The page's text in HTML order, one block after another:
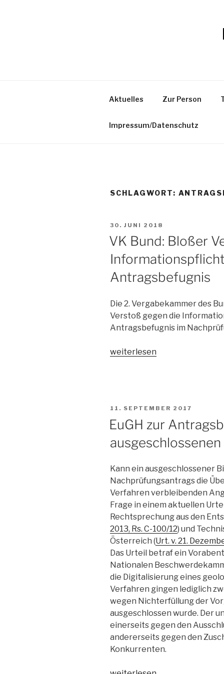
Aktuelles Zur Person
Impressum/Datenschutz
SCHLAGWORT:
VERÖFFENTLICHT
AM
30. JUNI 2018
VK Bund: Bloßer
Antragsbefugnis
Die 2. Vergabekammer des
Verstoß gegen die
Antragsbefugnis im
„VK
die
Informationspflicht
keine
weiterlesen
VERÖFFENTLICHT
AM
11. SEPTEMBER 2017
EuGH zur
Kann ein ausgeschlossener
Nachprüfungsantrags die
Verfahren verbleibenden
Frage in einem aktuellen
Rechtsprechung aus den
2013, Rs. C-100/12) und
Österreich (Urt. v. 21.
Das Urteil betraf ein
Nationalen
die Digitalisierung eines
Verfahren gingen lediglich
wegen Nichterfüllung der
ausgeschlossen wurde. Der
einerseits gegen den
andererseits gegen den
Konkurrenten.